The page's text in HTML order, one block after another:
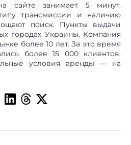
сайте занимает 5 минут.
трансмиссии и наличию
поиск. Пункты выдачи
городах Украины. Компания
более 10 лет. За это время
более 15 000 клиентов.
условия аренды — на